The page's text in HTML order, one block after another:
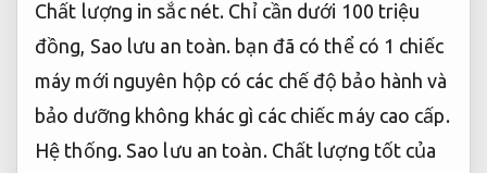
Chất lượng in sắc nét. Chỉ cần dưới 100 triệu
đồng, Sao lưu an toàn. bạn đã có thể có 1 chiếc
máy mới nguyên hộp có các chế độ bảo hành và
bảo dưỡng không khác gì các chiếc máy cao cấp.
Hệ thống. Sao lưu an toàn.Chất lượng tốt của